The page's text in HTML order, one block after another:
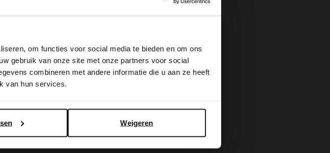
om functies voor social media te bieden en om ons
gebruik van onze site met onze partners voor social
combineren met andere informatie die u aan ze heeft
van hun services.
Weigeren
×
Would you like to